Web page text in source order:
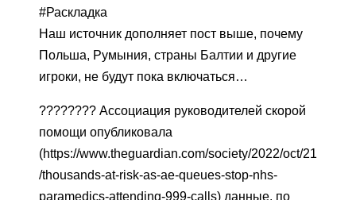
#Раскладка
Наш источник дополняет пост выше, почему
Польша, Румыния, страны Балтии и другие
игроки, не будут пока включаться…
???????? Ассоциация руководителей скорой
помощи опубликовала
(https://www.theguardian.com/society/2022/oct/21
/thousands-at-risk-as-ae-queues-stop-nhs-
paramedics-attending-999-calls) данные, по